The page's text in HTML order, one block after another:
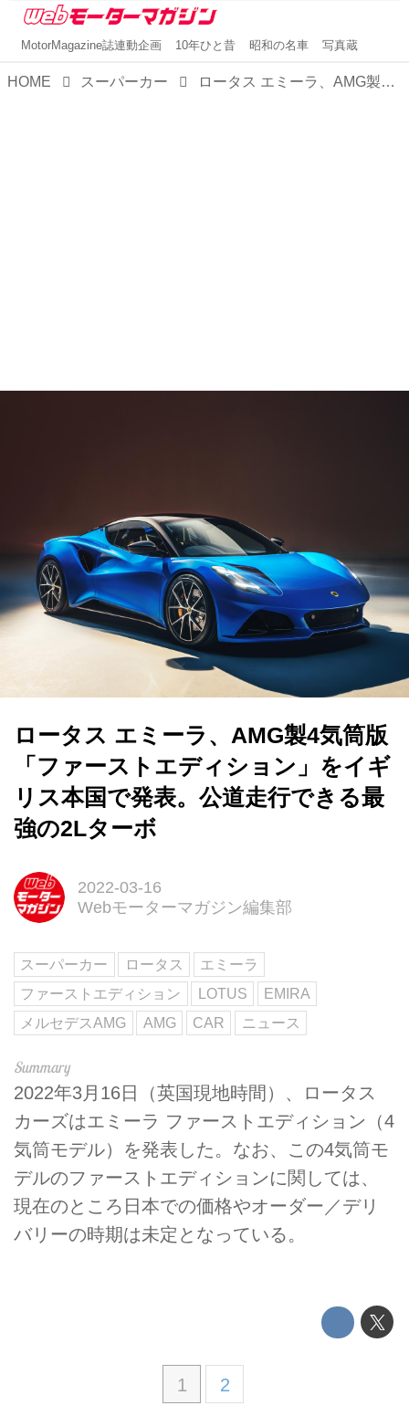
MotorMagazine誌連動企画 10年ひと昔 昭和の名車 写真蔵
HOME スーパーカー ロータス エミーラ、AMG製4気筒版「ファーストエディション」をイギリス本国で発表。公道走行できる最強の2Lターボ
ロータス エミーラ、AMG製4気筒版
「ファーストエディション」をイギ
リス本国で発表。公道走行できる最
強の2Lターボ
2022-03-16
Webモーターマガジン編集部
スーパーカー ロータス
エミーラ
ファーストエディション
LOTUS
EMIRA
メルセデスAMG
AMG CAR ニュース
2022年3月16日（英国現地時間）、ロータス
カーズはエミーラ ファーストエディション（4
気筒モデル）を発表した。なお、この4気筒モ
デルのファーストエディションに関しては、
現在のところ日本での価格やオーダー／デリ
バリーの時期は未定となっている。
1 2